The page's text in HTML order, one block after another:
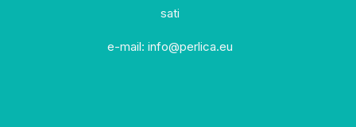
sati
e-mail: info@perlica.eu